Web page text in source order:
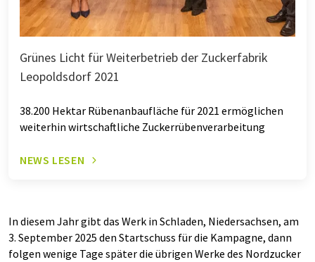
Grünes Licht für Weiterbetrieb der Zuckerfabrik
Leopoldsdorf 2021
38.200 Hektar Rübenanbaufläche für 2021 ermöglichen
weiterhin wirtschaftliche Zuckerrübenverarbeitung
NEWS LESEN
In diesem Jahr gibt das Werk in Schladen, Niedersachsen, am
3. September 2025 den Startschuss für die Kampagne, dann
folgen wenige Tage später die übrigen Werke des Nordzucker